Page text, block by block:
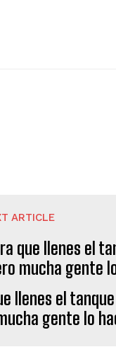
ARTICLE
llenes el
gente lo